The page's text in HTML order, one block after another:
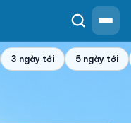
3 ngày tới 5 ngày tới